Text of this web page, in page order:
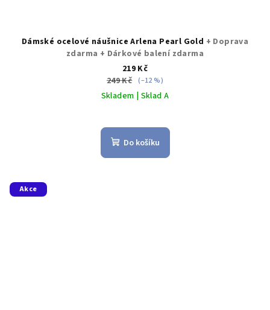
Dámské ocelové náušnice Arlena Pearl Gold + Doprava
zdarma + Dárkové balení zdarma
219 Kč
249 Kč (–12 %)
Skladem | Sklad A
Do košíku
Akce